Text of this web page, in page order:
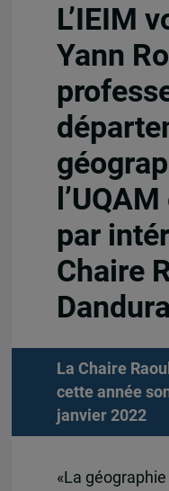
L’IEIM
Yann
par
Chaire
La Chaire
cette année
janvier 2022
«La géographie